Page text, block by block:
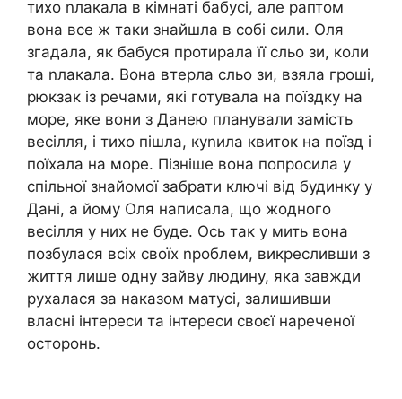
тихо nлакала в кімнаті бабусі, але раптом
вона все ж таки знайшла в собі сили. Оля
згадала, як бабуся протирала її сльо зи, коли
та nлакала. Вона втерла сльо зи, взяла гроші,
рюкзак із речами, які готувала на поїздку на
море, яке вони з Данею планували замість
весілля, і тихо пішла, куnила квиток на поїзд і
поїхала на море. Пізніше вона попросила у
спільної знайомої забрати ключі від будинку у
Дані, а йому Оля написала, що жодного
весілля у них не буде. Ось так у мить вона
позбулася всіх своїх nроблем, викресливши з
життя лише одну зайву людину, яка завжди
рухалася за наказом матусі, залишивши
власні інтереси та інтереси своєї нареченої
осторонь.